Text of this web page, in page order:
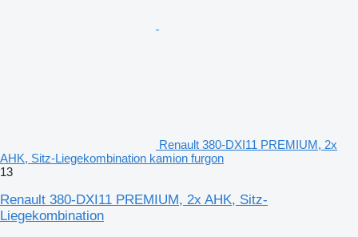
Renault 380-DXI11 PREMIUM, 2x
AHK, Sitz-Liegekombination kamion furgon
13
Renault 380-DXI11 PREMIUM, 2x AHK, Sitz-
Liegekombination